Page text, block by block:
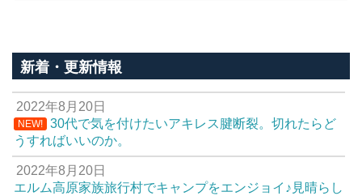
新着・更新情報
2022年8月20日
NEW!
30代で気を付けたいアキレス腱断裂。切れたらど
うすればいいのか。
2022年8月20日
エルム高原家族旅行村でキャンプをエンジョイ♪見晴らし